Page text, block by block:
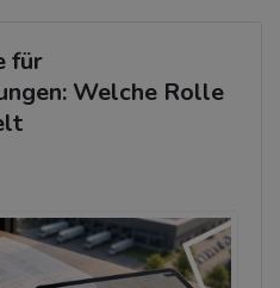
für
Welche Rolle